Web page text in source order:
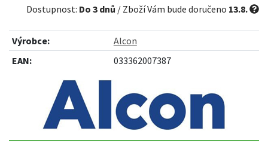
Dostupnost: Do 3 dnů / Zboží Vám bude doručeno 13.8.
Výrobce:
Alcon
EAN:
033362007387